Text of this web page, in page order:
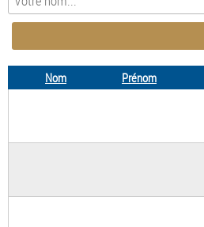
Nom Prénom